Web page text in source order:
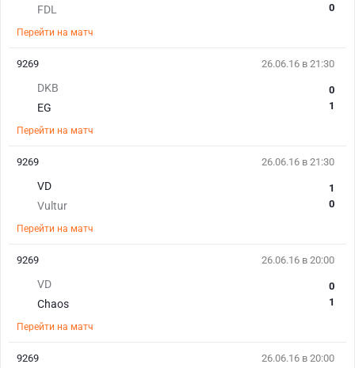
FDL
0
Перейти на матч
26.06.16 в 21:30
DKB
EG
0
1
Перейти на матч
9269
26.06.16 в 21:30
VD
Vultur
1
0
Перейти на матч
9269
26.06.16 в 20:00
VD
Chaos
0
1
Перейти на матч
9269
26.06.16 в 20:00
9269